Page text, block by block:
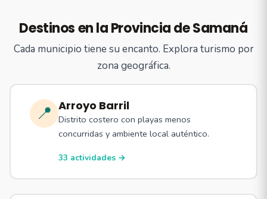
Destinos en la Provincia de Samaná
Cada municipio tiene su encanto. Explora turismo por
zona geográfica.
📍 Arroyo Barril
Distrito costero con playas menos
concurridas y ambiente local auténtico.
33 actividades →